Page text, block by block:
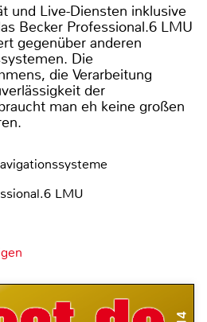
und Live-Diensten inklusive
Becker Professional.6 LMU
gegenüber anderen
Die
die Verarbeitung
der
man eh keine großen
LMU